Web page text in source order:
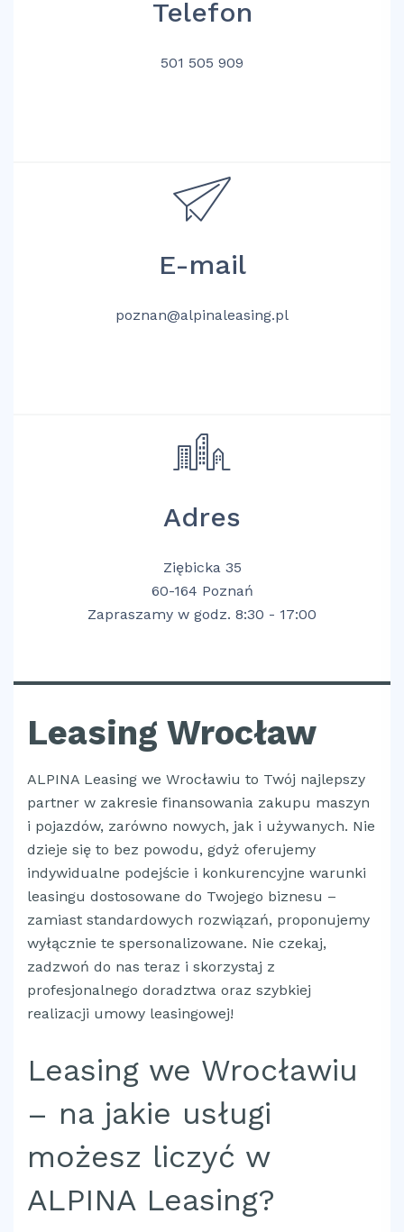
Telefon
501 505 909
E-mail
poznan@alpinaleasing.pl
Adres
Ziębicka 35
60-164 Poznań
Zapraszamy w godz. 8:30 - 17:00
Leasing Wrocław
ALPINA Leasing we Wrocławiu to Twój najlepszy
partner w zakresie finansowania zakupu maszyn
i pojazdów, zarówno nowych, jak i używanych. Nie
dzieje się to bez powodu, gdyż oferujemy
indywidualne podejście i konkurencyjne warunki
leasingu dostosowane do Twojego biznesu –
zamiast standardowych rozwiązań, proponujemy
wyłącznie te spersonalizowane. Nie czekaj,
zadzwoń do nas teraz i skorzystaj z
profesjonalnego doradztwa oraz szybkiej
realizacji umowy leasingowej!
Leasing we Wrocławiu
– na jakie usługi
możesz liczyć w
ALPINA Leasing?